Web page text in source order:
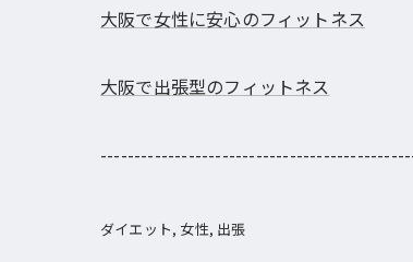
大阪で女性に安心のフィットネス
大阪で出張型のフィットネス
ダイエット 女性 出張